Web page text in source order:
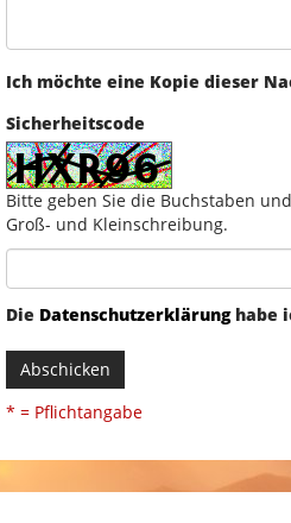
Ich möchte eine Kopie dieser
Sicherheitscode
Bitte geben Sie die Buchstaben
Groß- und Kleinschreibung.
Die Datenschutzerklärunghabe
Abschicken
* = Pflichtangabe